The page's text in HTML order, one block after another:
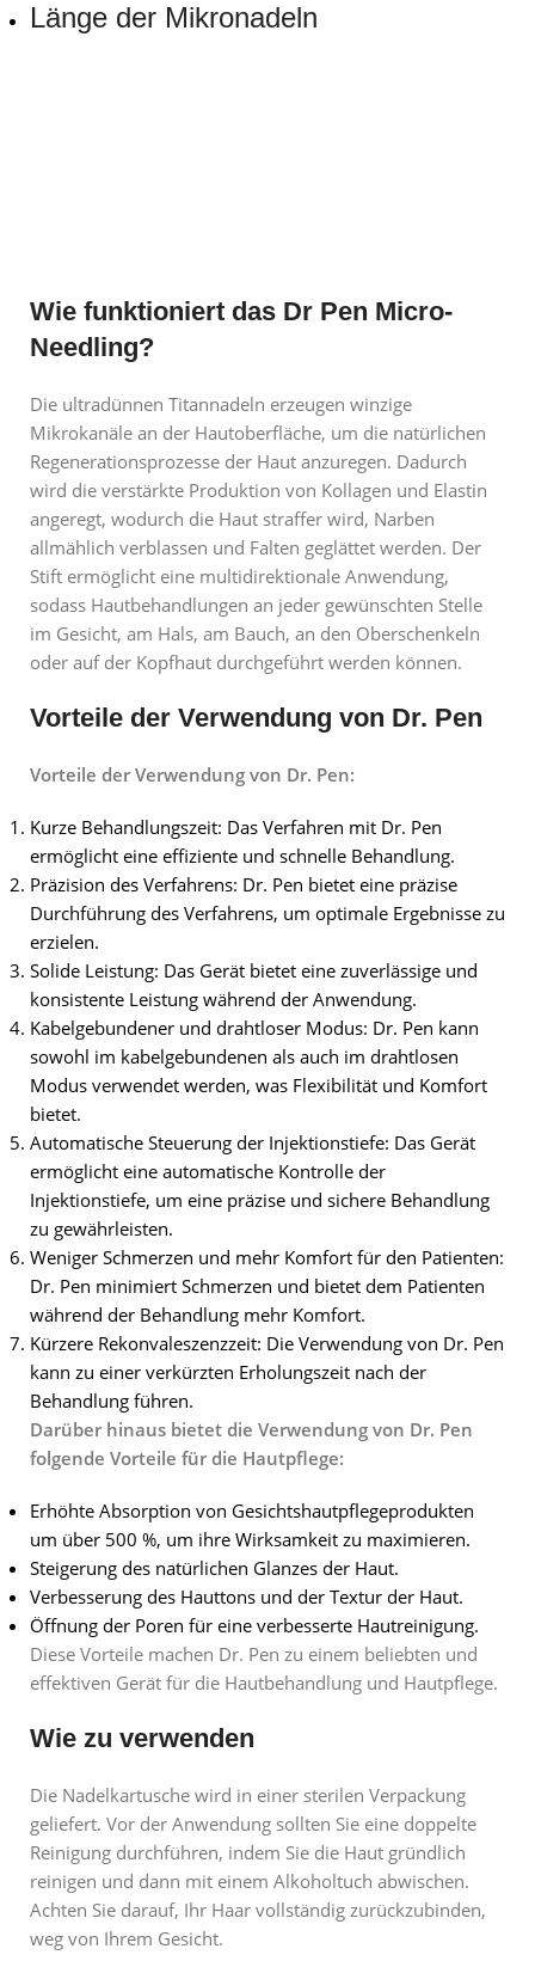
Länge der Mikronadeln
Wie funktioniert das Dr Pen Micro-
Needling?
Die ultradünnen Titannadeln erzeugen winzige
Mikrokanäle an der Hautoberfläche, um die natürlichen
Regenerationsprozesse der Haut anzuregen. Dadurch
wird die verstärkte Produktion von Kollagen und Elastin
angeregt, wodurch die Haut straffer wird, Narben
allmählich verblassen und Falten geglättet werden. Der
Stift ermöglicht eine multidirektionale Anwendung,
sodass Hautbehandlungen an jeder gewünschten Stelle
im Gesicht, am Hals, am Bauch, an den Oberschenkeln
oder auf der Kopfhaut durchgeführt werden können.
Vorteile der Verwendung von Dr. Pen
Vorteile der Verwendung von Dr. Pen:
Kurze Behandlungszeit: Das Verfahren mit Dr. Pen
ermöglicht eine effiziente und schnelle Behandlung.
Präzision des Verfahrens: Dr. Pen bietet eine präzise
Durchführung des Verfahrens, um optimale Ergebnisse zu
erzielen.
Solide Leistung: Das Gerät bietet eine zuverlässige und
konsistente Leistung während der Anwendung.
Kabelgebundener und drahtloser Modus: Dr. Pen kann
sowohl im kabelgebundenen als auch im drahtlosen
Modus verwendet werden, was Flexibilität und Komfort
bietet.
Automatische Steuerung der Injektionstiefe: Das Gerät
ermöglicht eine automatische Kontrolle der
Injektionstiefe, um eine präzise und sichere Behandlung
zu gewährleisten.
Weniger Schmerzen und mehr Komfort für den Patienten:
Dr. Pen minimiert Schmerzen und bietet dem Patienten
während der Behandlung mehr Komfort.
Kürzere Rekonvaleszenzzeit: Die Verwendung von Dr. Pen
kann zu einer verkürzten Erholungszeit nach der
Behandlung führen.
Darüber hinaus bietet die Verwendung von Dr. Pen
folgende Vorteile für die Hautpflege:
Erhöhte Absorption von Gesichtshautpflegeprodukten
um über 500 %, um ihre Wirksamkeit zu maximieren.
Steigerung des natürlichen Glanzes der Haut.
Verbesserung des Hauttons und der Textur der Haut.
Öffnung der Poren für eine verbesserte Hautreinigung.
Diese Vorteile machen Dr. Pen zu einem beliebten und
effektiven Gerät für die Hautbehandlung und Hautpflege.
Wie zu verwenden
Die Nadelkartusche wird in einer sterilen Verpackung
geliefert. Vor der Anwendung sollten Sie eine doppelte
Reinigung durchführen, indem Sie die Haut gründlich
reinigen und dann mit einem Alkoholtuch abwischen.
Achten Sie darauf, Ihr Haar vollständig zurückzubinden,
weg von Ihrem Gesicht.